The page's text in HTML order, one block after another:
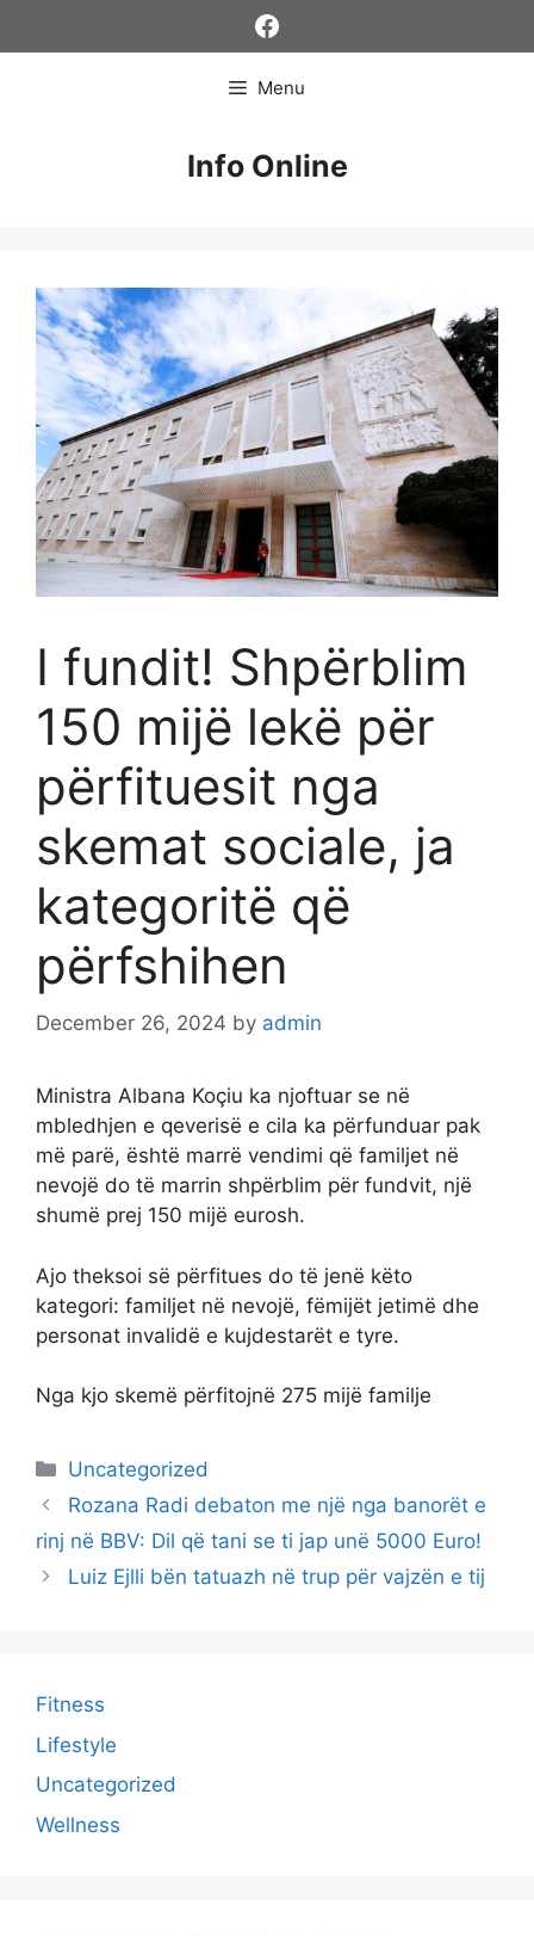
Facebook
Menu
Info Online
I fundit! Shpërblim
150 mijë lekë për
përfituesit nga
skemat sociale, ja
kategoritë që
përfshihen
December 26, 2024 by admin
Ministra Albana Koçiu ka njoftuar se në
mbledhjen e qeverisë e cila ka përfunduar pak
më parë, është marrë vendimi që familjet në
nevojë do të marrin shpërblim për fundvit, një
shumë prej 150 mijë eurosh.
Ajo theksoi së përfitues do të jenë këto
kategori: familjet në nevojë, fëmijët jetimë dhe
personat invalidë e kujdestarët e tyre.
Nga kjo skemë përfitojnë 275 mijë familje
Categories
Uncategorized
Rozana Radi debaton me një nga banorët e
rinj në BBV: Dil që tani se ti jap unë 5000 Euro!
Luiz Ejlli bën tatuazh në trup për vajzën e tij
Fitness
Lifestyle
Uncategorized
Wellness